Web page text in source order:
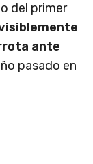
del primer
ante
pasado en